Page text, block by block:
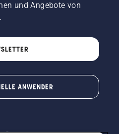
und Angebote von
ANWENDER